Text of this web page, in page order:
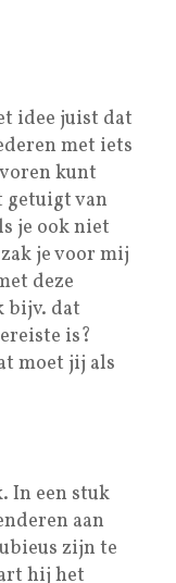
idee juist dat
met iets
kunt
van
je ook niet
je voor mij
deze
bijv. dat
is?
moet jij als
In een stuk
aan
zijn te
hij het